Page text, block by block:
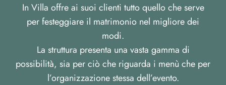
In Villa offre ai suoi clienti tutto quello che serve
per festeggiare il matrimonio nel migliore dei
modi.
La struttura presenta una vasta gamma di
possibilità, sia per ciò che riguarda i menù che per
l’organizzazione stessa dell’evento.